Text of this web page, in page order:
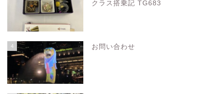
クラス搭乗記 TG683
4 お問い合わせ